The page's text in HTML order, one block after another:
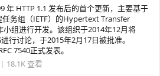
年 HTTP 1.1 发布后的首个更新，主要基于
任务组（IETF）的Hypertext Transfer
组进行开发。该组织于2014年12月将
行讨论，于2015年2月17日被批准。
7540正式发表。
| 18.1K 查看